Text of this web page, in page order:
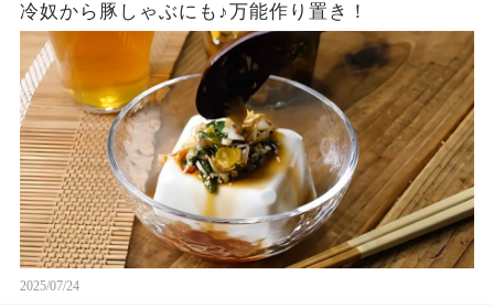
冷奴から豚しゃぶにも♪万能作り置き！
2025/07/24